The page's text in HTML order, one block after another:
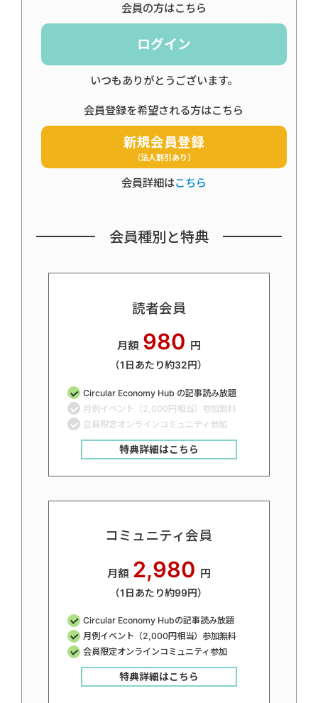
会員の方はこちら
ログイン
いつもありがとうございます。
会員登録を希望される方はこちら
新規会員登録
（法人割引あり）
会員詳細はこちら
会員種別と特典
読者会員
月額 980 円
（1日あたり約32円）
Circular Economy Hub の記事読み放題
月例イベント（2,000円相当）参加無料
会員限定オンラインコミュニティ参加
特典詳細はこちら
コミュニティ会員
月額 2,980 円
（1日あたり約99円）
Circular Economy Hubの記事読み放題
月例イベント（2,000円相当）参加無料
会員限定オンラインコミュニティ参加
特典詳細はこちら